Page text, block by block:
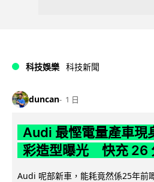
科技娛樂 科技新聞
duncan 1 日
Audi 最慳電量產車
彩造型曝光 快充 26
Audi 呢部新車，能耗竟然係25年前